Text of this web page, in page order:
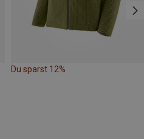
Du sparst 12%